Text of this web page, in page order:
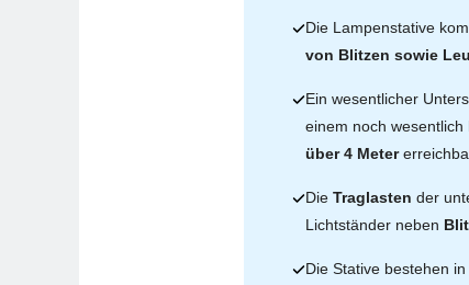
Die Lampenstative
von Blitzen sowie
Ein wesentlicher
einem noch
über 4 Meter
DieTraglastender
Lichtständer neben
Die Stative bestehen